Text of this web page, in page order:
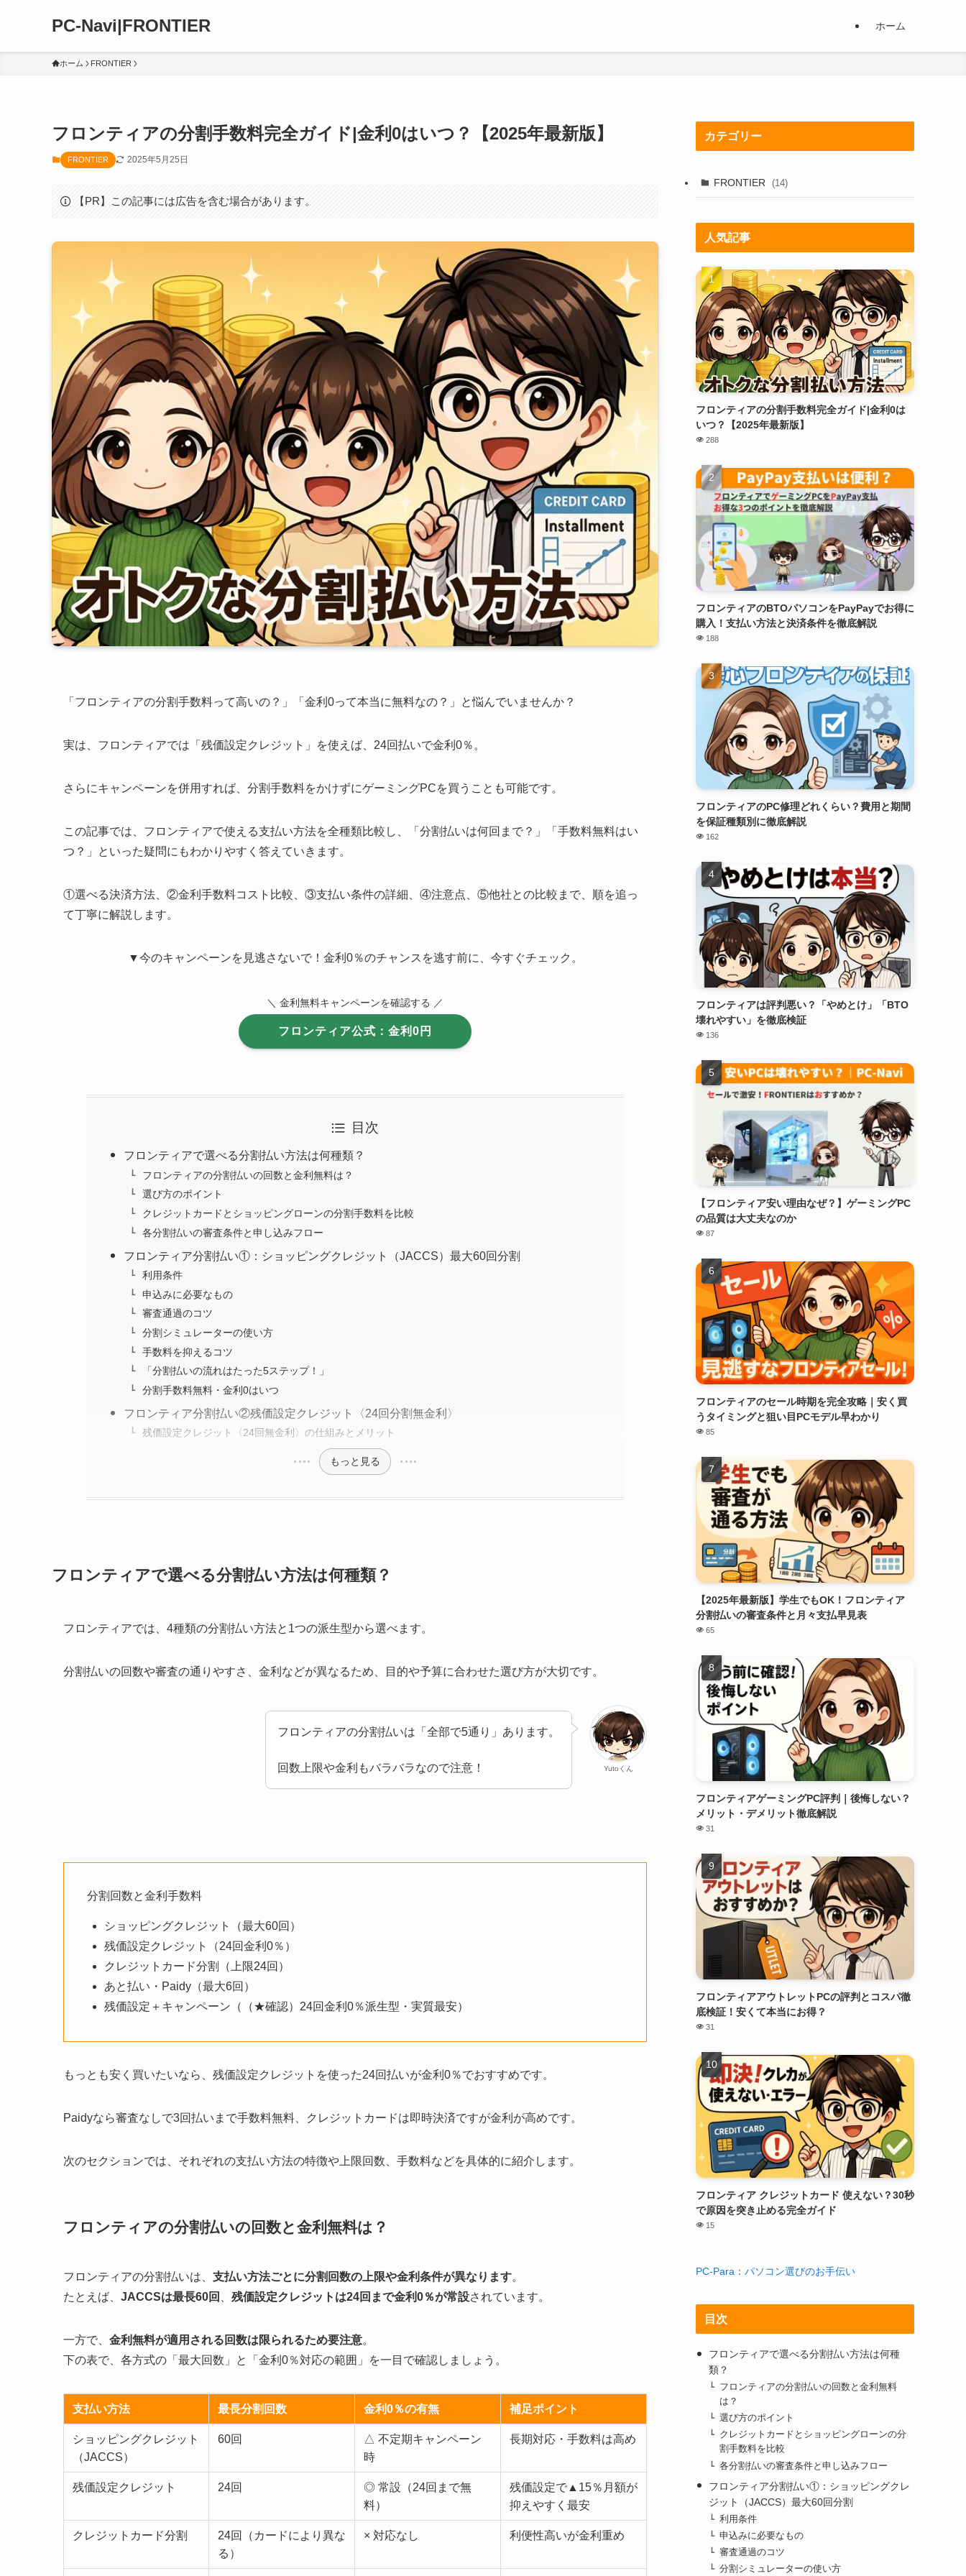
PC-Navi|FRONTIER ホーム
ホーム FRONTIER
フロンティアの分割手数料完全ガイド|金利0はいつ？【2025年最新版】
FRONTIER 2025年5月25日
【PR】この記事には広告を含む場合があります。
「フロンティアの分割手数料って高いの？」「金利0って本当に無料なの？」と悩んでいませんか？
実は、フロンティアでは「残価設定クレジット」を使えば、24回払いで金利0％。
さらにキャンペーンを併用すれば、分割手数料をかけずにゲーミングPCを買うことも可能です。
この記事では、フロンティアで使える支払い方法を全種類比較し、「分割払いは何回まで？」「手数料無料はい
つ？」といった疑問にもわかりやすく答えていきます。
①選べる決済方法、②金利手数料コスト比較、③支払い条件の詳細、④注意点、⑤他社との比較まで、順を追っ
て丁寧に解説します。
▼今のキャンペーンを見逃さないで！金利0％のチャンスを逃す前に、今すぐチェック。
＼ 金利無料キャンペーンを確認する ／
フロンティア公式：金利0円
目次
フロンティアで選べる分割払い方法は何種類？
フロンティアの分割払いの回数と金利無料は？
選び方のポイント
クレジットカードとショッピングローンの分割手数料を比較
各分割払いの審査条件と申し込みフロー
フロンティア分割払い①：ショッピングクレジット（JACCS）最大60回分割
利用条件
申込みに必要なもの
審査通過のコツ
分割シミュレーターの使い方
手数料を抑えるコツ
「分割払いの流れはたった5ステップ！」
分割手数料無料・金利0はいつ
フロンティア分割払い②残価設定クレジット〈24回分割無金利〉
残価設定クレジット〈24回無金利〉の仕組みとメリット
もっと見る
フロンティアで選べる分割払い方法は何種類？
フロンティアでは、4種類の分割払い方法と1つの派生型から選べます。
分割払いの回数や審査の通りやすさ、金利などが異なるため、目的や予算に合わせた選び方が大切です。
Yutoくん
フロンティアの分割払いは「全部で5通り」あります。
回数上限や金利もバラバラなので注意！
分割回数と金利手数料
ショッピングクレジット（最大60回）
残価設定クレジット（24回金利0％）
クレジットカード分割（上限24回）
あと払い・Paidy（最大6回）
残価設定＋キャンペーン（（★確認）24回金利0％派生型・実質最安）
もっとも安く買いたいなら、残価設定クレジットを使った24回払いが金利0％でおすすめです。
Paidyなら審査なしで3回払いまで手数料無料、クレジットカードは即時決済ですが金利が高めです。
次のセクションでは、それぞれの支払い方法の特徴や上限回数、手数料などを具体的に紹介します。
フロンティアの分割払いの回数と金利無料は？
フロンティアの分割払いは、 支払い方法ごとに分割回数の上限や金利条件が異なります。
たとえば、 JACCSは最長60回 残価設定クレジットは24回まで金利0％が常設されています。
一方で、 金利無料が適用される回数は限られるため要注意。
下の表で、各方式の「最大回数」と「金利0％対応の範囲」を一目で確認しましょう。
支払い方法 最長分割回数 金利0％の有無 補足ポイント
ショッピングクレジット
（JACCS）
60回
△ 不定期キャンペーン
時
長期対応・手数料は高め
残価設定クレジット 24回
◎ 常設（24回まで無
料）
残価設定で▲15％月額が
抑えやすく最安
クレジットカード分割
24回（カードにより異な
る）
× 対応なし 利便性高いが金利重め
カテゴリー
FRONTIER (14)
人気記事
フロンティアの分割手数料完全ガイド|金利0は
いつ？【2025年最新版】
288
フロンティアのBTOパソコンをPayPayでお得に
購入！支払い方法と決済条件を徹底解説
188
フロンティアのPC修理どれくらい？費用と期間
を保証種類別に徹底解説
162
フロンティアは評判悪い？「やめとけ」「BTO
壊れやすい」を徹底検証
136
【フロンティア安い理由なぜ？】ゲーミングPC
の品質は大丈夫なのか
87
フロンティアのセール時期を完全攻略｜安く買
うタイミングと狙い目PCモデル早わかり
85
【2025年最新版】学生でもOK！フロンティア
分割払いの審査条件と月々支払早見表
65
フロンティアゲーミングPC評判｜後悔しない？
メリット・デメリット徹底解説
31
フロンティアアウトレットPCの評判とコスパ徹
底検証！安くて本当にお得？
31
フロンティア クレジットカード 使えない？30秒
で原因を突き止める完全ガイド
15
PC-Para：パソコン選びのお手伝い
目次
フロンティアで選べる分割払い方法は何種
類？
フロンティアの分割払いの回数と金利無料
は？
選び方のポイント
クレジットカードとショッピングローンの分
割手数料を比較
各分割払いの審査条件と申し込みフロー
フロンティア分割払い①：ショッピングクレ
ジット（JACCS）最大60回分割
利用条件
申込みに必要なもの
審査通過のコツ
分割シミュレーターの使い方